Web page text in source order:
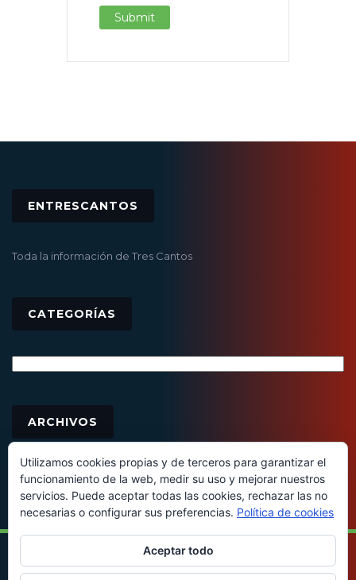
ENTRESCANTOS
Toda la información de Tres Cantos
CATEGORÍAS
ARCHIVOS
© 2016 - Todos los derechos reservados
Utilizamos cookies propias y de terceros para garantizar el
funcionamiento de la web, medir su uso y mejorar nuestros
servicios. Puede aceptar todas las cookies, rechazar las no
necesarias o configurar sus preferencias. Política de cookies
Aceptar todo